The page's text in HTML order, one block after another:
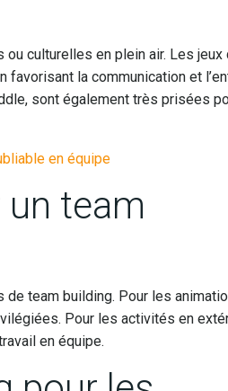
culturelles en plein air. Les jeux
la communication et
sont également très prisées
en équipe
un team
team building. Pour les
Pour les activités en
en équipe.